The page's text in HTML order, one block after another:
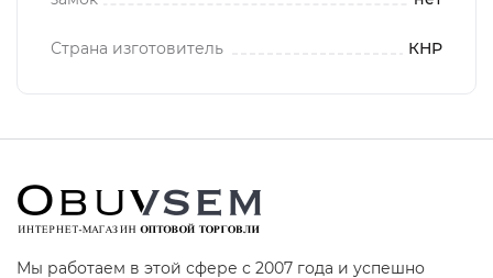
Страна изготовитель КНР
Мы работаем в этой сфере с 2007 года и успешно